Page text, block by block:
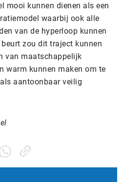
mooi kunnen dienen als een
waarbij ook alle
van de hyperloop kunnen
zou dit traject kunnen
van maatschappelijk
warm kunnen maken om te
aantoonbaar veilig